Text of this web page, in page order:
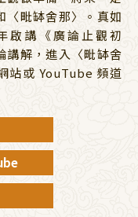
〈毗缽舍那〉。真如
啟講《廣論止觀初
講解，進入〈毗缽舍
站或 YouTube 頻道